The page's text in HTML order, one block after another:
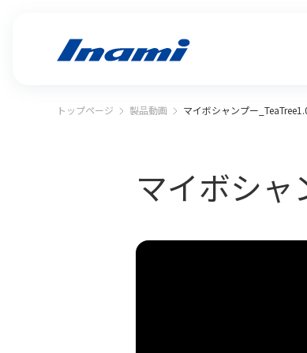
トップページ 製品動画 マイボシャンプー
マイボシャ